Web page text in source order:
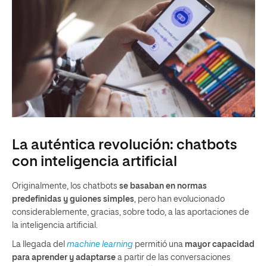
La auténtica revolución: chatbots
con inteligencia artificial
Originalmente, los chatbots se basaban en normas
predefinidas y guiones simples, pero han evolucionado
considerablemente, gracias, sobre todo, a las aportaciones de
la inteligencia artificial.
La llegada del machine learning permitió una mayor capacidad
para aprender y adaptarse a partir de las conversaciones